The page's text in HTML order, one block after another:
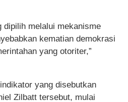
dipilih melalui mekanisme
kematian demokrasi
yang otoriter,”
yang disebutkan
Zilbatt tersebut, mulai